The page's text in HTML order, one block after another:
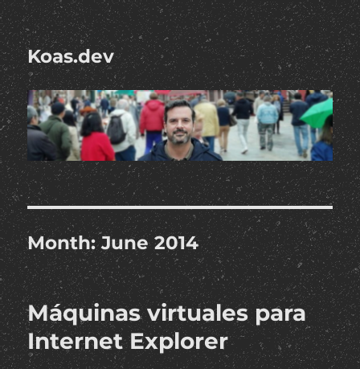
Koas.dev
Month:June 2014
Máquinas virtuales para
Internet Explorer